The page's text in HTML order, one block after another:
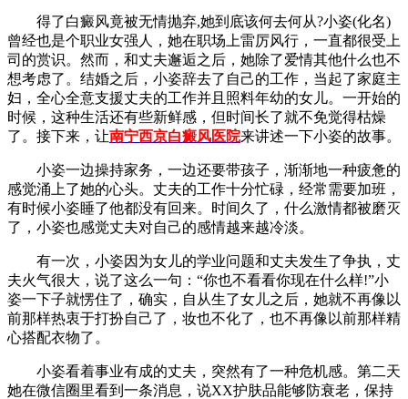
得了白癜风竟被无情抛弃,她到底该何去何从?小姿(化名)
曾经也是个职业女强人，她在职场上雷厉风行，一直都很受上
司的赏识。然而，和丈夫邂逅之后，她除了爱情其他什么也不
想考虑了。结婚之后，小姿辞去了自己的工作，当起了家庭主
妇，全心全意支援丈夫的工作并且照料年幼的女儿。一开始的
时候，这种生活还有些新鲜感，但时间长了就不免觉得枯燥
了。接下来，让南宁西京白癜风医院来讲述一下小姿的故事。
小姿一边操持家务，一边还要带孩子，渐渐地一种疲惫的
感觉涌上了她的心头。丈夫的工作十分忙碌，经常需要加班，
有时候小姿睡了他都没有回来。时间久了，什么激情都被磨灭
了，小姿也感觉丈夫对自己的感情越来越冷淡。
有一次，小姿因为女儿的学业问题和丈夫发生了争执，丈
夫火气很大，说了这么一句：“你也不看看你现在什么样!”小
姿一下子就愣住了，确实，自从生了女儿之后，她就不再像以
前那样热衷于打扮自己了，妆也不化了，也不再像以前那样精
心搭配衣物了。
小姿看着事业有成的丈夫，突然有了一种危机感。第二天
她在微信圈里看到一条消息，说XX护肤品能够防衰老，保持